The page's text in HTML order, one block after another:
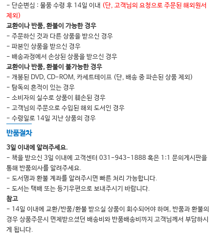
[참고자료] 신경차단술 관련 고시 및 안내사항
[참고자료] 2024년 제13차 중심조 회의 결과
INDEX
- 단순변심 : 물품 수령 후 14일 이내 (단, 고객님의 요청으로 주문된 해외원서
제외)
교환이나 반품, 환불이 가능한 경우
- 주문하신 것과 다른 상품을 받으신 경우
- 파본인 상품을 받으신 경우
- 배송과정에서 손상된 상품을 받으신 경우
교환이나 반품, 환불이 불가능한 경우
- 개봉된 DVD, CD-ROM, 카세트테이프 (단, 배송 중 파손된 상품 제외)
- 탐독의 흔적이 있는 경우
- 소비자의 실수로 상품이 훼손된 경우
- 고객님의 주문으로 수입된 해외 도서인 경우
- 수령일로 14일 지난 상품의 경우
반품절차
3일 이내에 알려주세요.
- 책을 받으신 3일 이내에 고객센터 031-943-1888 혹은 1:1 문의게시판을
통해 반품의사를 알려주세요.
- 도서명과 환불 계좌를 알려주시면 빠른 처리 가능합니다.
- 도서는 택배 또는 등기우편으로 보내주시기 바랍니다.
참고
- 14일 이내에 교환/반품/환불 받으실 상품이 회수되어야 하며, 반품과 환불의
경우 상품주문시 면제받으셨던 배송비와 반품배송비까지 고객님께서 부담하시
게 됩니다.